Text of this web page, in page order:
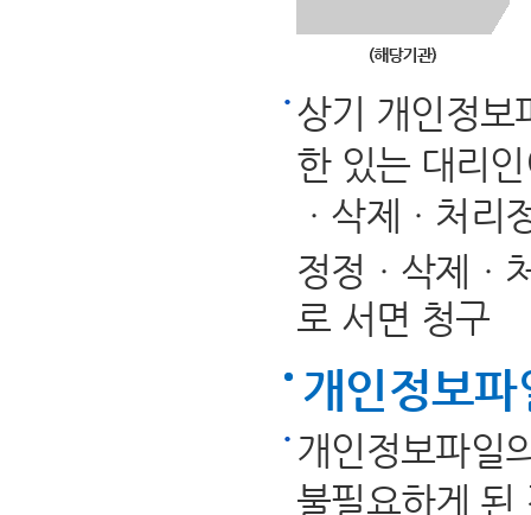
상기 개인정보
한 있는 대리
ㆍ삭제ㆍ처리
정정ㆍ삭제ㆍ
로 서면 청구
개인정보
개인정보파일
불필요하게 된